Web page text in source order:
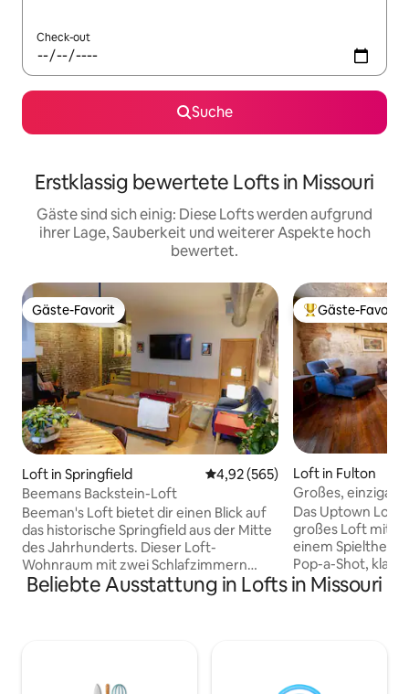
Check-out
Suche
Erstklassig bewertete Lofts in Missouri
Gäste sind sich einig: Diese Lofts werden aufgrund
ihrer Lage, Sauberkeit und weiterer Aspekte hoch
bewertet.
Gäste-Favorit
Gäste-Favorit
Loft in Springfield Durchschnittliche Bewertung:
4,92 (565)
Beemans Backstein-Loft
Beeman's Loft bietet dir einen Blick auf
das historische Springfield aus der Mitte
des Jahrhunderts. Dieser Loft-
Wohnraum mit zwei Schlafzimmern
verfügt über eine private Terrasse, die
perfekt für einen städtischen Abend bei
darunter einige der Lieblingsessen von
Beliebter Gäste-
Gäste-Favorit
Loft in Fulton
Großes,
Schlafzimmern
Das Uptown Loft
großes Loft mit 2
einem
Pop-a-Shot,
entspanne dich
einzigartigen
Restaurants entfernt. Dies
Beliebte Ausstattung in Lofts in Missouri